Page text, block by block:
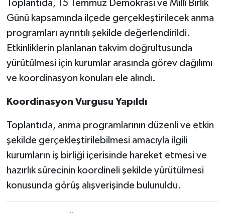
Toplantıda, 15 Temmuz Demokrasi ve Millî Birlik
Günü kapsamında ilçede gerçekleştirilecek anma
programları ayrıntılı şekilde değerlendirildi.
Etkinliklerin planlanan takvim doğrultusunda
yürütülmesi için kurumlar arasında görev dağılımı
ve koordinasyon konuları ele alındı.
Koordinasyon Vurgusu Yapıldı
Toplantıda, anma programlarının düzenli ve etkin
şekilde gerçekleştirilebilmesi amacıyla ilgili
kurumların iş birliği içerisinde hareket etmesi ve
hazırlık sürecinin koordineli şekilde yürütülmesi
konusunda görüş alışverişinde bulunuldu.